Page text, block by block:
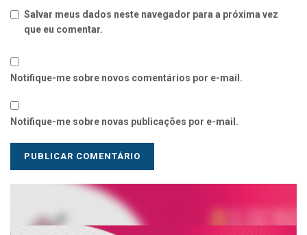
Salvar meus dados neste navegador para a próxima vez
que eu comentar.
Notifique-me sobre novos comentários por e-mail.
Notifique-me sobre novas publicações por e-mail.